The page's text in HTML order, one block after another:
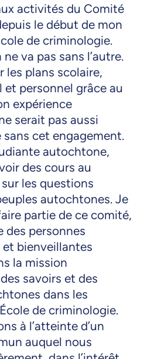
activités du Comité
le début de mon
de criminologie.
ne va pas sans l’autre.
les plans scolaire,
et personnel grâce au
expérience
serait pas aussi
cet engagement.
autochtone,
des cours au
les questions
autochtones. Je
partie de ce comité,
des personnes
bienveillantes
la mission
savoirs et des
dans les
de criminologie.
à l’atteinte d’un
auquel nous